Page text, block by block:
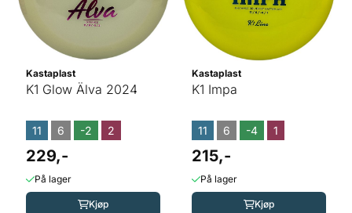
Kastaplast
K1 Glow Älva 2024
11 6 -2 2
229,-
På lager
Kjøp
Kastaplast
K1 Impa
11 6 -4 1
215,-
På lager
Kjøp